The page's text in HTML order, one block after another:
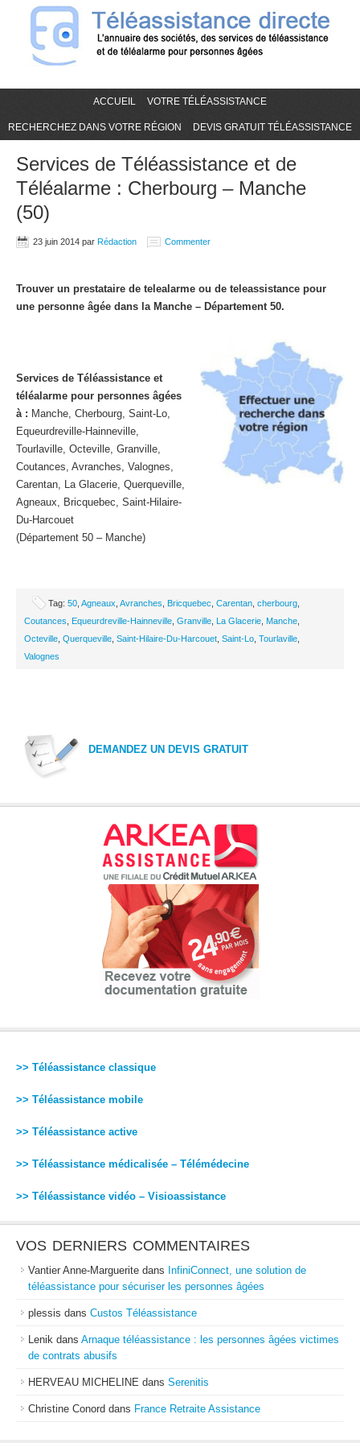
ACCUEIL VOTRE TÉLÉASSISTANCE
RECHERCHEZ DANS VOTRE RÉGION DEVIS GRATUIT TÉLÉASSISTANCE
Services de Téléassistance et de
Téléalarme : Cherbourg – Manche
(50)
23 juin 2014 par Rédaction Commenter
Trouver un prestataire de telealarme ou de teleassistance pour
une personne âgée dans la Manche – Département 50.
Services de Téléassistance et
téléalarme pour personnes âgées
à : Manche, Cherbourg, Saint-Lo,
Equeurdreville-Hainneville,
Tourlaville, Octeville, Granville,
Coutances, Avranches, Valognes,
Carentan, La Glacerie, Querqueville,
Agneaux, Bricquebec, Saint-Hilaire-
Du-Harcouet
(Département 50 – Manche)
Tag: 50 Agneaux Avranches Bricquebec Carentan cherbourg
Coutances
Equeurdreville-Hainneville Granville La Glacerie Manche
Octeville Querqueville Saint-Hilaire-Du-Harcouet Saint-Lo Tourlaville
Valognes
DEMANDEZ UN DEVIS GRATUIT
>> Téléassistance classique
>> Téléassistance mobile
>> Téléassistance active
>> Téléassistance médicalisée – Télémédecine
>> Téléassistance vidéo – Visioassistance
VOS DERNIERS COMMENTAIRES
Vantier Anne-Marguerite dans InfiniConnect, une solution de
téléassistance pour sécuriser les personnes âgées
plessis dans Custos Téléassistance
Lenik dans Arnaque téléassistance : les personnes âgées victimes
de contrats abusifs
HERVEAU MICHELINE dans Serenitis
Christine Conord dans France Retraite Assistance